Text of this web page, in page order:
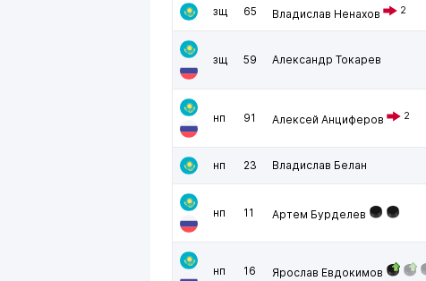
зщ 65 Владислав Ненахов 2
зщ 59 Александр Токарев
нп 91 Алексей Анциферов 2
нп 23 Владислав Белан
нп 11 Артем Бурделев
нп 16 Ярослав Евдокимов